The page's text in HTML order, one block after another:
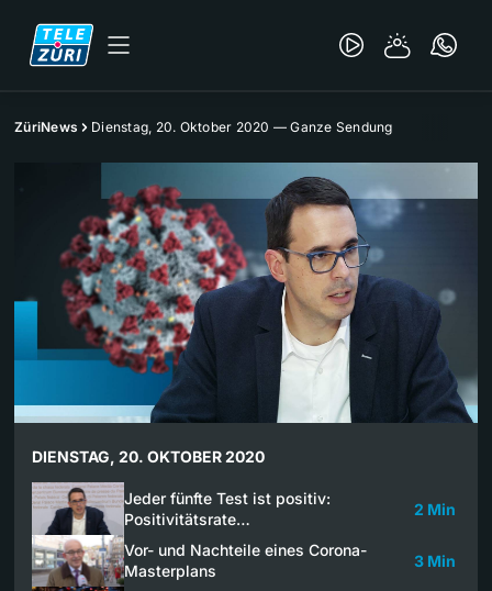
ZüriNews Dienstag, 20. Oktober 2020 — Ganze Sendung
DIENSTAG, 20. OKTOBER 2020
Jeder fünfte Test ist positiv:
Positivitätsrate…
2 Min
Vor- und Nachteile eines Corona-
Masterplans
3 Min